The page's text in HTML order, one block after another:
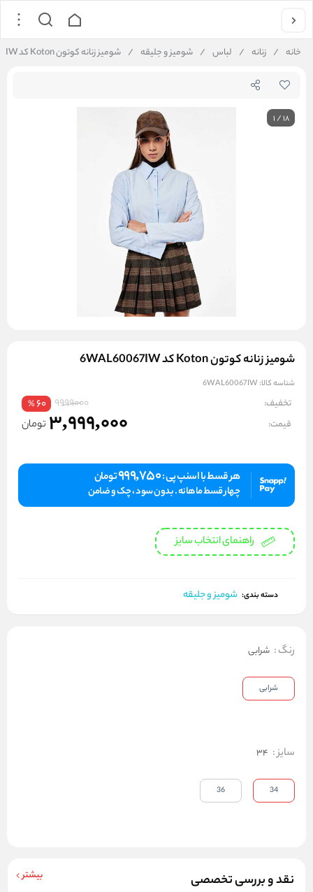
خانه / زنانه / لباس / شومیز و جلیقه / شومیز زنانه کوتون Koton کد 6WAL60067IW
1/18
شومیز زنانه کوتون Koton کد 6WAL60067IW
شناسه کالا: 6WAL60067IW
تخفیف: 9999000
60
%
قیمت: 3,999,000 تومان
هر قسط با اسنپ پی :999,750تومان
چهار قسط ماهانه . بدون سود ، چک و ضامن
راهنمای انتخاب سایز
دسته بندی: شومیز و جلیقه
نقد و بررسی تخصصی بیشتر
رنگ: شرابی
شرابی
سایز:
34
34
36